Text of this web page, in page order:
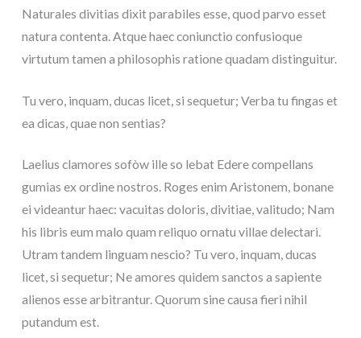
Naturales divitias dixit parabiles esse, quod parvo esset
natura contenta. Atque haec coniunctio confusioque
virtutum tamen a philosophis ratione quadam distinguitur.
Tu vero, inquam, ducas licet, si sequetur; Verba tu fingas et
ea dicas, quae non sentias?
Laelius clamores sofòw ille so lebat Edere compellans
gumias ex ordine nostros. Roges enim Aristonem, bonane
ei videantur haec: vacuitas doloris, divitiae, valitudo; Nam
his libris eum malo quam reliquo ornatu villae delectari.
Utram tandem linguam nescio? Tu vero, inquam, ducas
licet, si sequetur; Ne amores quidem sanctos a sapiente
alienos esse arbitrantur. Quorum sine causa fieri nihil
putandum est.